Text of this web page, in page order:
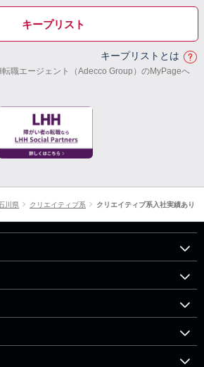
キープリスト
キープリストとは
職エージェント（Adecco Group）のMyPageへ
川県 クリエイティブ系 クリエイティブ系入社実績あり